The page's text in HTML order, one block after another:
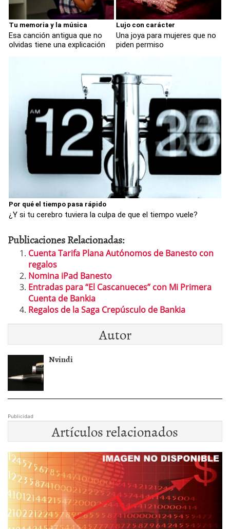
Tu memoria y la música
Esa canción antigua que no
olvidas tiene una explicación
Lujo con carácter
Una joya para mujeres que no
piden permiso
Por qué el tiempo pasa rápido
¿Y si tu cerebro tuviera la culpa de que el tiempo vuele?
Publicaciones Relacionadas:
Cuenta Tarifa Plana Autónomos de Banesto con
regalos
Nomina iPad Banesto
Entradas para “El Cascanueces” con Mi Primera
Cuenta de Bankia
Regalos de la Saga Crepúsculo de Bankia
Autor
Nvindi
Publicidad
Artículos relacionados